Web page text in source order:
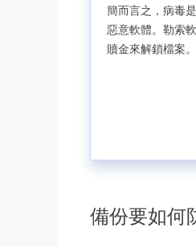
簡而言之，病毒
惡意軟體。勒索
贖金來解鎖檔案
備份要如何